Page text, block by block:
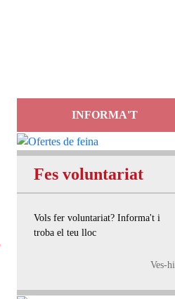
INFORMA'T
Fes voluntariat
Vols fer voluntariat? Informa't i
troba el teu lloc
Ves-hi